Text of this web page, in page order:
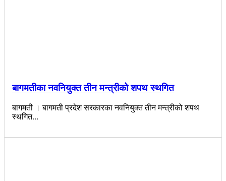
बागमतीका नवनियुक्त तीन मन्त्रीको शपथ स्थगित
बागमती । बागमती प्रदेश सरकारका नवनियुक्त तीन मन्त्रीको शपथ
स्थगित...